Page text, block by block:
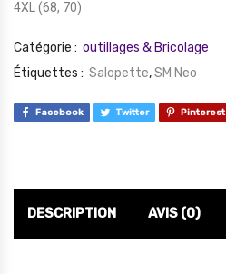
4XL (68, 70)
Catégorie : outillages & Bricolage
Étiquettes : Salopette,SM Neo
Facebook Twitter Pinterest
DESCRIPTION AVIS (0)